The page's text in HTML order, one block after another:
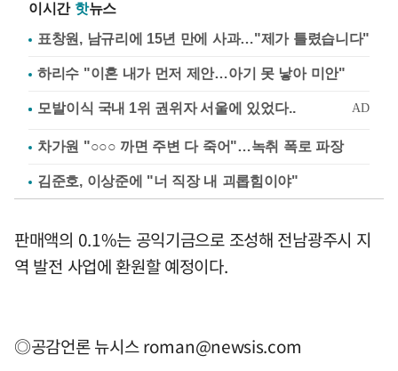
이시간 핫뉴스
표창원, 남규리에 15년 만에 사과…"제가 틀렸습니다"
하리수 "이혼 내가 먼저 제안…아기 못 낳아 미안"
차가원 "○○○ 까면 주변 다 죽어"…녹취 폭로 파장
김준호, 이상준에 "너 직장 내 괴롭힘이야"
판매액의 0.1%는 공익기금으로 조성해 전남광주시 지
역 발전 사업에 환원할 예정이다.
◎공감언론 뉴시스roman@newsis.com